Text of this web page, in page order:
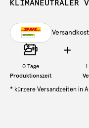
KLIMANEUTRALER
0Tage
Produktionszeit
* kürzere Versandzeiten in